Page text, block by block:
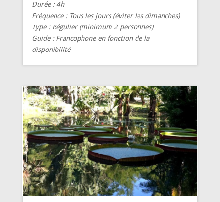
Durée : 4h
Fréquence: Tous les jours (éviter les dimanches)
Type: Régulier (minimum 2 personnes)
Guide: Francophone en fonction de la
disponibilité